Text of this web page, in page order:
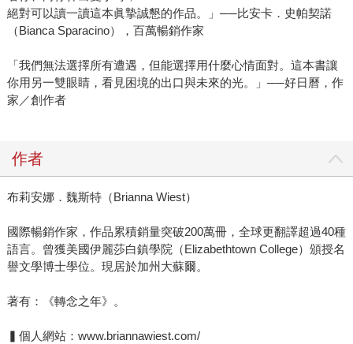
絕對可以讀一讀這本眞摯誠懇的作品。」──比安卡．史帕契諾
（Bianca Sparacino），百萬暢銷作家
「我們無法選擇所有遭遇，但能選擇用什麼心情面對。這本書讓
你用另一雙眼睛，看見困境的出口與未來的光。」──好日曆，作
家／創作者
作者
布莉安娜．魏斯特（Brianna Wiest）
國際暢銷作家，作品累積銷量突破200萬冊，全球更翻譯超過40種
語言。曾獲美國伊麗莎白鎮學院（Elizabethtown College）頒授名
譽文學博士學位。現居於加州大蘇爾。
著有：《轉念之年》。
▍個人網站：www.briannawiest.com/